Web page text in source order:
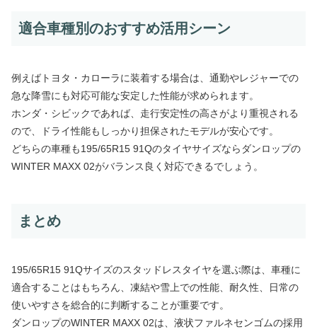
適合車種別のおすすめ活用シーン
例えばトヨタ・カローラに装着する場合は、通勤やレジャーでの
急な降雪にも対応可能な安定した性能が求められます。
ホンダ・シビックであれば、走行安定性の高さがより重視される
ので、ドライ性能もしっかり担保されたモデルが安心です。
どちらの車種も195/65R15 91Qのタイヤサイズならダンロップの
WINTER MAXX 02がバランス良く対応できるでしょう。
まとめ
195/65R15 91Qサイズのスタッドレスタイヤを選ぶ際は、車種に
適合することはもちろん、凍結や雪上での性能、耐久性、日常の
使いやすさを総合的に判断することが重要です。
ダンロップのWINTER MAXX 02は、液状ファルネセンゴムの採用